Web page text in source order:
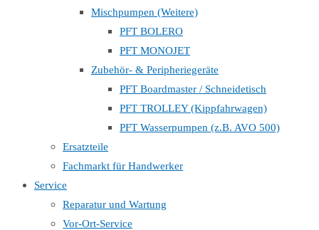
Mischpumpen (Weitere)
PFT BOLERO
PFT MONOJET
Zubehör- & Peripheriegeräte
PFT Boardmaster / Schneidetisch
PFT TROLLEY (Kippfahrwagen)
PFT Wasserpumpen (z.B. AVO 500)
Ersatzteile
Fachmarkt für Handwerker
Service
Reparatur und Wartung
Vor-Ort-Service